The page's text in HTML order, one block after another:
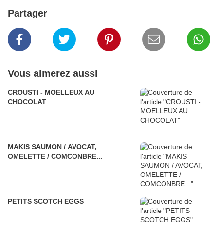
Partager
Vous aimerez aussi
CROUSTI - MOELLEUX AU
CHOCOLAT
MAKIS SAUMON / AVOCAT,
OMELETTE / COMCONBRE...
PETITS SCOTCH EGGS